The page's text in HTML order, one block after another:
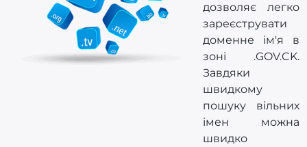
дозволяє легко
зареєструвати
доменне ім'я в
зоні .GOV.CK.
Завдяки
швидкому
пошуку вільних
імен можна
швидко